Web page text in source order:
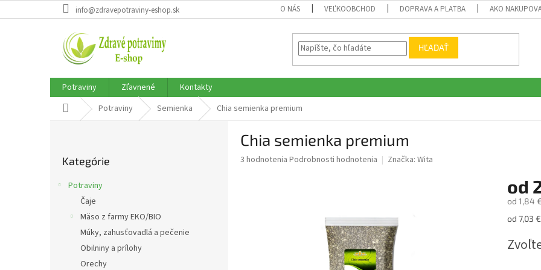
na
info@zdravepotraviny-eshop.sk O NÁS VEĽKOOBCHOD DOPRAVA A PLATBA AKO
HĽADAŤ
Potraviny Zľavnené
Kontakty
DomovPotraviny Semienka Chia semienka premium
kategórie
Kategórie
Potraviny
Čaje
Mäso z farmy EKO/BIO
Múky, zahusťovadlá a pečenie
Obilniny a prílohy
Orechy
Chia semienka premium
Priemerné
3 hodnotenia Podrobnosti hodnotenia Značka: Wita
od
od 1,84 €
od 7,03